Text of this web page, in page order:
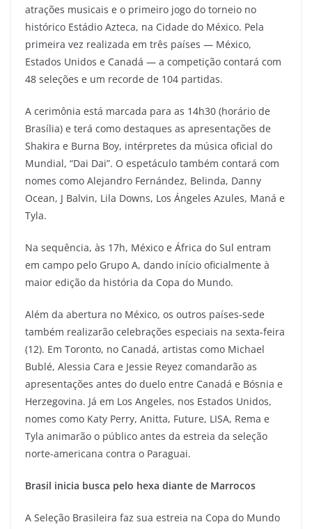
atrações musicais e o primeiro jogo do torneio no
histórico Estádio Azteca, na Cidade do México. Pela
primeira vez realizada em três países — México,
Estados Unidos e Canadá — a competição contará com
48 seleções e um recorde de 104 partidas.
A cerimônia está marcada para as 14h30 (horário de
Brasília) e terá como destaques as apresentações de
Shakira e Burna Boy, intérpretes da música oficial do
Mundial, “Dai Dai”. O espetáculo também contará com
nomes como Alejandro Fernández, Belinda, Danny
Ocean, J Balvin, Lila Downs, Los Ángeles Azules, Maná e
Tyla.
Na sequência, às 17h, México e África do Sul entram
em campo pelo Grupo A, dando início oficialmente à
maior edição da história da Copa do Mundo.
Além da abertura no México, os outros países-sede
também realizarão celebrações especiais na sexta-feira
(12). Em Toronto, no Canadá, artistas como Michael
Bublé, Alessia Cara e Jessie Reyez comandarão as
apresentações antes do duelo entre Canadá e Bósnia e
Herzegovina. Já em Los Angeles, nos Estados Unidos,
nomes como Katy Perry, Anitta, Future, LISA, Rema e
Tyla animarão o público antes da estreia da seleção
norte-americana contra o Paraguai.
Brasil inicia busca pelo hexa diante de Marrocos
A Seleção Brasileira faz sua estreia na Copa do Mundo